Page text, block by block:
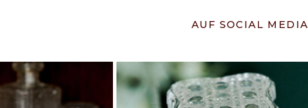
AUF SOCIAL MEDIA